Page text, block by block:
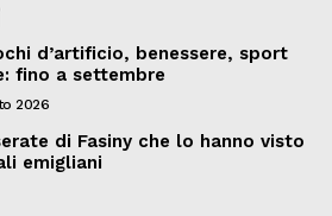
d’artificio, benessere, sport
fino a settembre
2026
di Fasiny che lo hanno visto
emigliani